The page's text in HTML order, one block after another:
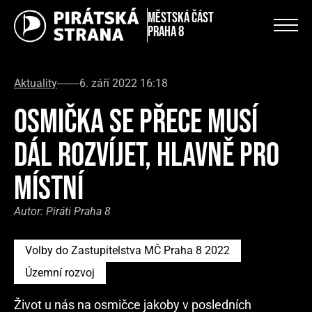
městská část
Praha 8
Aktuality 6. září 2022 16:18
OSMIČKA SE PŘECE MUSÍ
DÁL ROZVÍJET, HLAVNĚ PRO
MÍSTNÍ
Autor: Piráti Praha 8
Volby do Zastupitelstva MČ Praha 8 2022
Územní rozvoj
Život u nás na osmičce jakoby v posledních